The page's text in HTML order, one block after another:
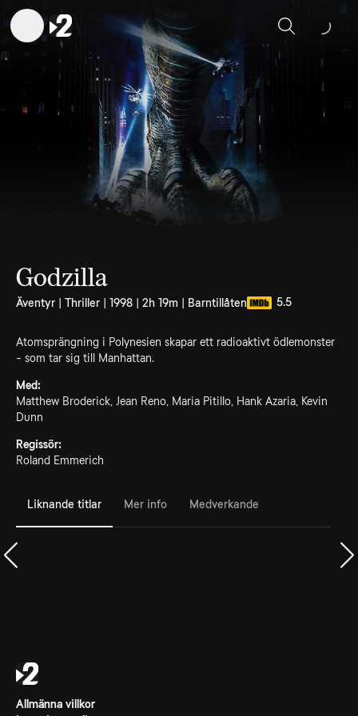
Sök
Godzilla
Äventyr | Thriller | 1998 | 2h 19m | Barntillåten 5.5
Atomsprängning i Polynesien skapar ett radioaktivt ödlemonster
- som tar sig till Manhattan.
Med:
Matthew Broderick, Jean Reno, Maria Pitillo, Hank Azaria, Kevin
Dunn
Regissör:
Roland Emmerich
Liknande titlar Mer info Medverkande
Allmänna villkor